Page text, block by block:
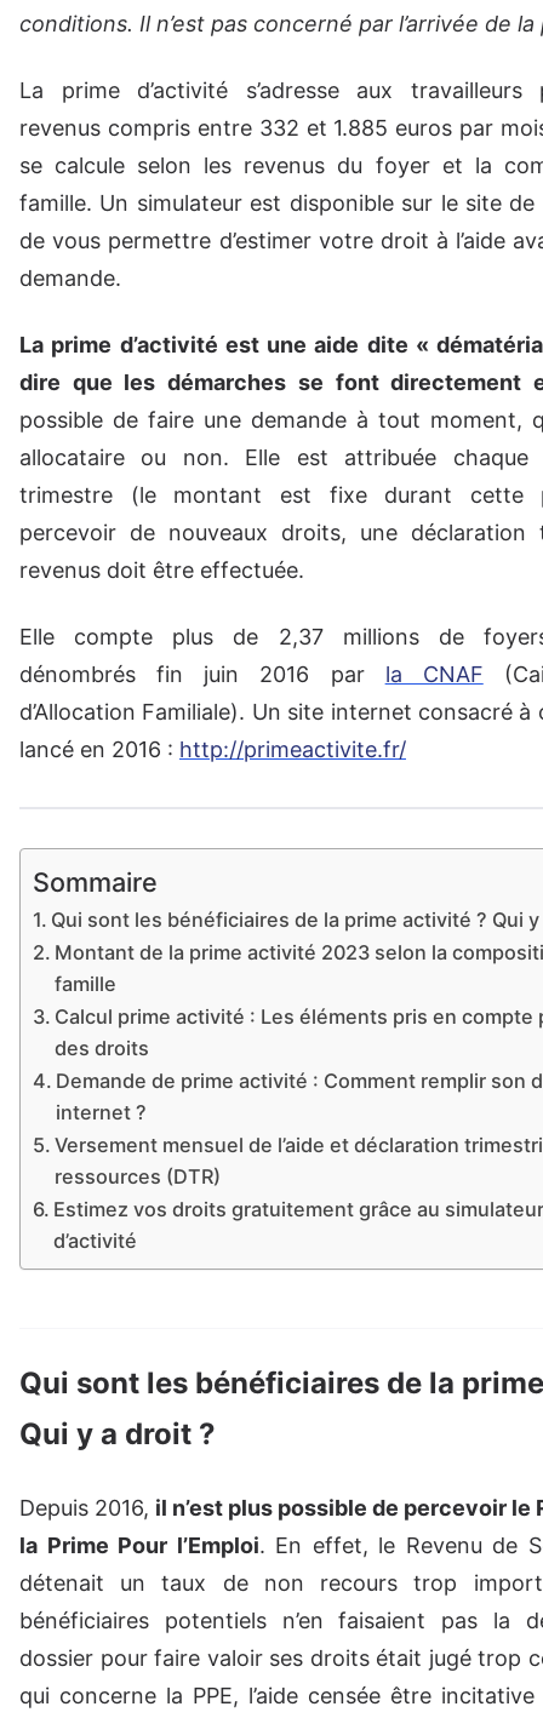
conditions. Il n’est pas concerné par l’arrivée de
La prime d’activité s’adresse aux travailleurs
revenus compris entre 332 et 1.885 euros par
se calcule selon les revenus du foyer et la
famille. Un simulateur est disponible sur le site
de vous permettre d’estimer votre droit à l’aide
demande.
La prime d’activité est une aide dite «
dire que les démarches se font directement
possible de faire une demande à tout moment,
allocataire ou non. Elle est attribuée
trimestre (le montant est fixe durant cette
percevoir de nouveaux droits, une déclaration
revenus doit être effectuée.
Elle compte plus de 2,37 millions de
dénombrés fin juin 2016 par la CNAF
d’Allocation Familiale). Un site internet consacré
lancé en 2016 : http://primeactivite.fr/
Sommaire
Qui sont les bénéficiaires de la prime activité ? Qui
Montant de la prime activité 2023 selon la
famille
Calcul prime activité : Les éléments pris en compte
des droits
Demande de prime activité : Comment remplir son
internet ?
Versement mensuel de l’aide et déclaration
ressources (DTR)
Estimez vos droits gratuitement grâce au
d’activité
Qui sont les bénéficiaires de la
Qui y a droit ?
Depuis 2016, il n’est plus possible de percevoir le
la Prime Pour l’Emploi. En effet, le Revenu de
détenait un taux de non recours trop
bénéficiaires potentiels n’en faisaient pas la
dossier pour faire valoir ses droits était jugé trop
qui concerne la PPE, l’aide censée être